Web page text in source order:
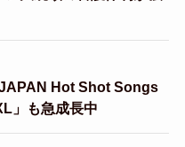
Hot Shot Songs
」も急成長中